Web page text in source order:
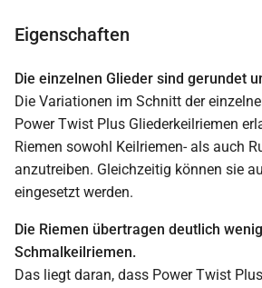
Eigenschaften
Die einzelnen Glieder sind gerundet
Die Variationen im Schnitt der
Power Twist Plus Gliederkeilriemen
Riemen sowohl Keilriemen- als auch
anzutreiben. Gleichzeitig können sie
eingesetzt werden.
Die Riemen übertragen deutlich
Schmalkeilriemen.
Das liegt daran, dass Power Twist